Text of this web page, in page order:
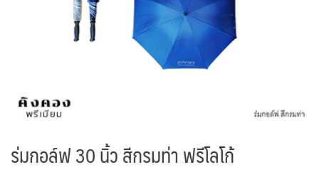
ร่มกอล์ฟ 30 นิ้ว สีกรมท่า ฟรีโลโก้